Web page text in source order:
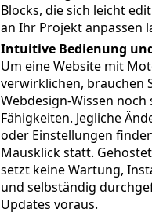
Blocks, die sich leicht
an Ihr Projekt anpassen
Intuitive Bedienung
Um eine Website mit
verwirklichen, brauchen
Webdesign-Wissen noch
Fähigkeiten. Jegliche
oder Einstellungen
Mausklick statt.
setzt keine Wartung,
und selbständig
Updates voraus.